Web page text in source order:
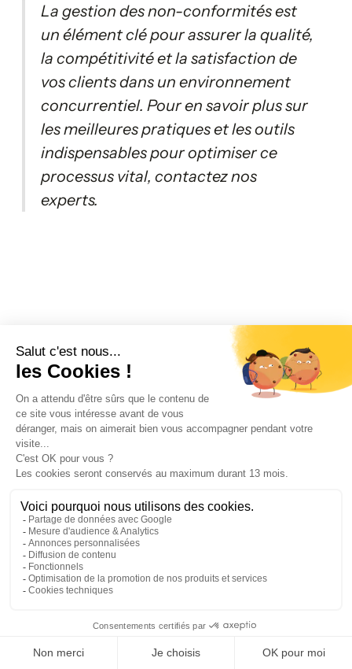
La gestion des non-conformités est
un élément clé pour assurer la qualité,
la compétitivité et la satisfaction de
vos clients dans un environnement
concurrentiel. Pour en savoir plus sur
les meilleures pratiques et les outils
indispensables pour optimiser ce
processus vital, contactez nos
experts.
Votre transformation démarre
aujourd’hui
Parlez à un expert